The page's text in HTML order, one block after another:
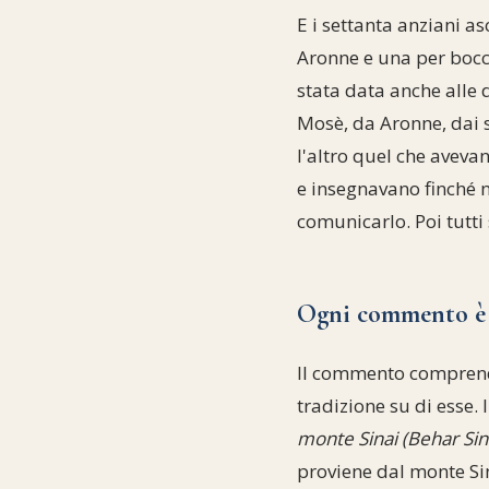
E i settanta anziani
Aronne e una per
stata data anche alle
Mosè, da Aronne,
l'altro quel che
e insegnavano finché
comunicarlo. Poi tutti
Ogni commento
Il commento
tradizione su di
monte Sinai (Behar
proviene dal monte